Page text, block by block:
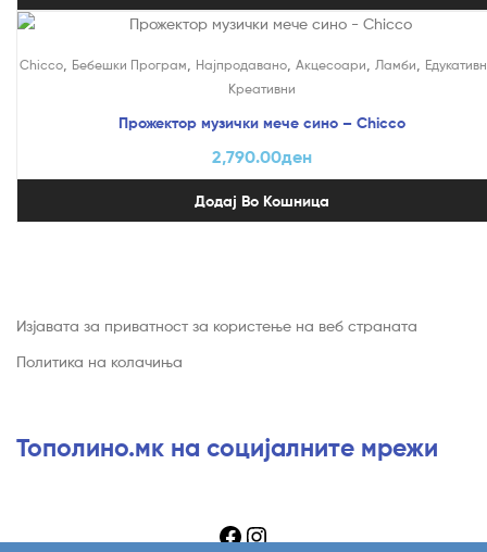
Chicco, Бебешки Програм, Најпродавано, Акцесоари, Ламби,
Креативни
Прожектор музички мече сино – Chicco
2,790.00ден
Додај Во Кошница
Изјавата за приватност за користење на веб страната
Политика на колачиња
Тополино.мк на социјалните мрежи